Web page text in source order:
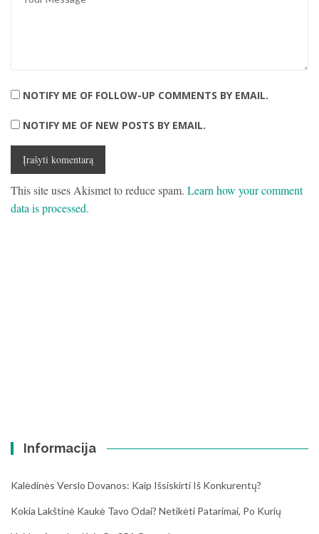
NOTIFY ME OF FOLLOW-UP COMMENTS BY EMAIL.
NOTIFY ME OF NEW POSTS BY EMAIL.
This site uses Akismet to reduce spam. Learn how your comment
data is processed.
Informacija
Kalėdinės Verslo Dovanos: Kaip Išsiskirti Iš Konkurentų?
Kokia Lakštinė Kaukė Tavo Odai? Netikėti Patarimai, Po Kurių